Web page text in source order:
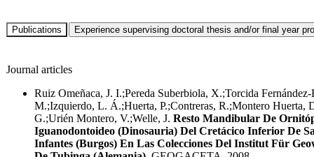
Journal articles
Ruiz Omeñaca, J. I.;Pereda Suberbiola, X.;Torcida
M.;Izquierdo, L. Á.;Huerta, P.;Contreras, R.;Montero Huerta,
G.;Urién Montero, V.;Welle, J. Resto Mandibular De
Iguanodontoideo (Dinosauria) Del Cretácico Inferior De
Infantes (Burgos) En Las Colecciones Del Institut Für